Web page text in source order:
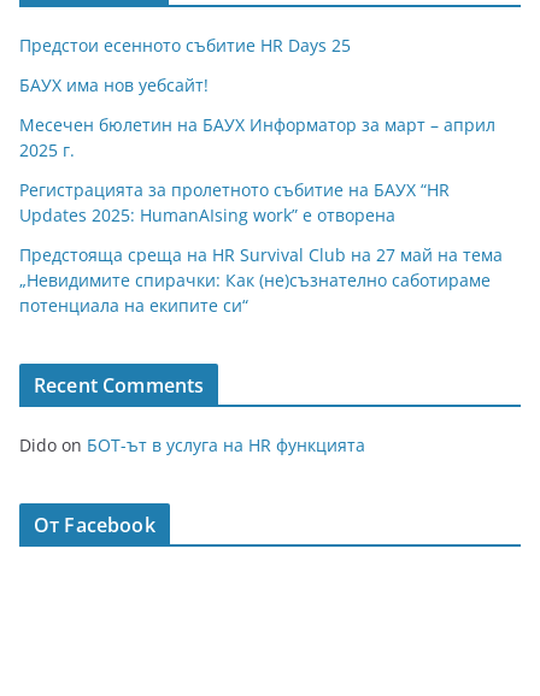
Предстои есенното събитие HR Days 25
БАУХ има нов уебсайт!
Месечен бюлетин на БАУХ Информатор за март – април
2025 г.
Регистрацията за пролетното събитие на БАУХ “HR
Updates 2025: HumanAIsing work” е отворена
Предстояща среща на HR Survival Club на 27 май на тема
„Невидимите спирачки: Как (не)съзнателно саботираме
потенциала на екипите си“
Recent Comments
Dido on БОТ-ът в услуга на HR функцията
От Facebook